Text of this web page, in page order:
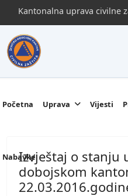
Kantonalna uprava civilne
Početna Uprava Vijesti
NabavkeIzvještaj o stanju
dobojskom